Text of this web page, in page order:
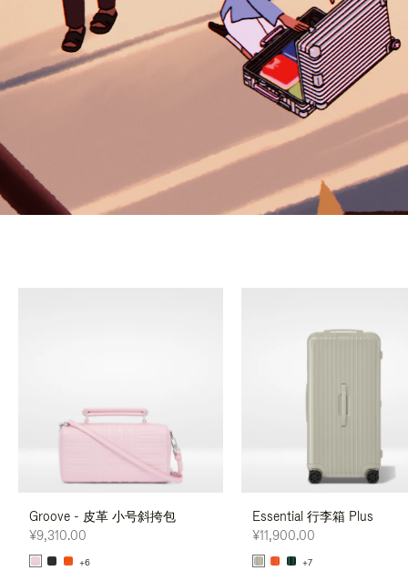
Groove - 皮革 小号斜挎包
¥9,310.00
+6
Essential 行李箱 Plus
¥11,900.00
+7